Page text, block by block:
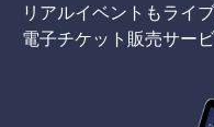
リアルイベントもライ
電子チケット販売サー